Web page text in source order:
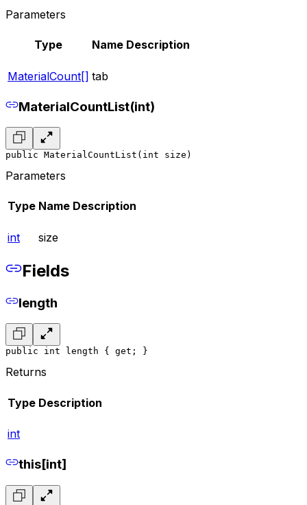
Parameters
Type Name Description
MaterialCount[] tab
MaterialCountList(int)
public MaterialCountList(int size)
Parameters
Type Name Description
int size
Fields
length
public int length { get; }
Returns
Type Description
int
this[int]